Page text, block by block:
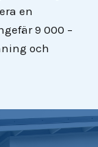
en
9 000 –
och